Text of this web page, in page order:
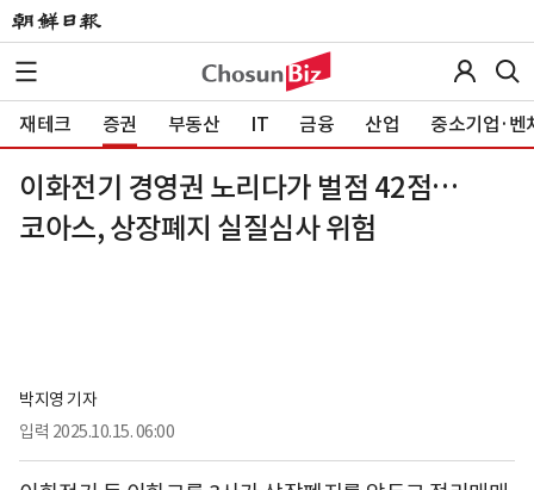
재테크 증권 부동산 IT 금융 산업 중소기업·벤
이화전기 경영권 노리다가 벌점 42점…
코아스, 상장폐지 실질심사 위험
박지영 기자
입력 2025.10.15. 06:00